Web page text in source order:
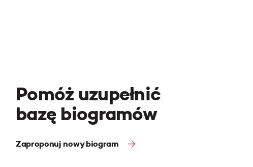
Pomóż uzupełnić
bazę biogramów
Zaproponuj nowy biogram